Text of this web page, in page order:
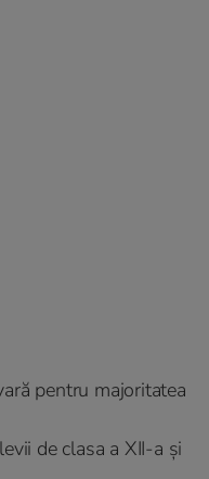
pentru majoritatea
de clasa a XII-a și